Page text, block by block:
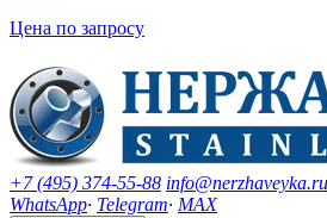
Цена по запросу
+7 (495) 374-55-88 info@nerzhaveyka.ru
WhatsApp· Telegram· MAX